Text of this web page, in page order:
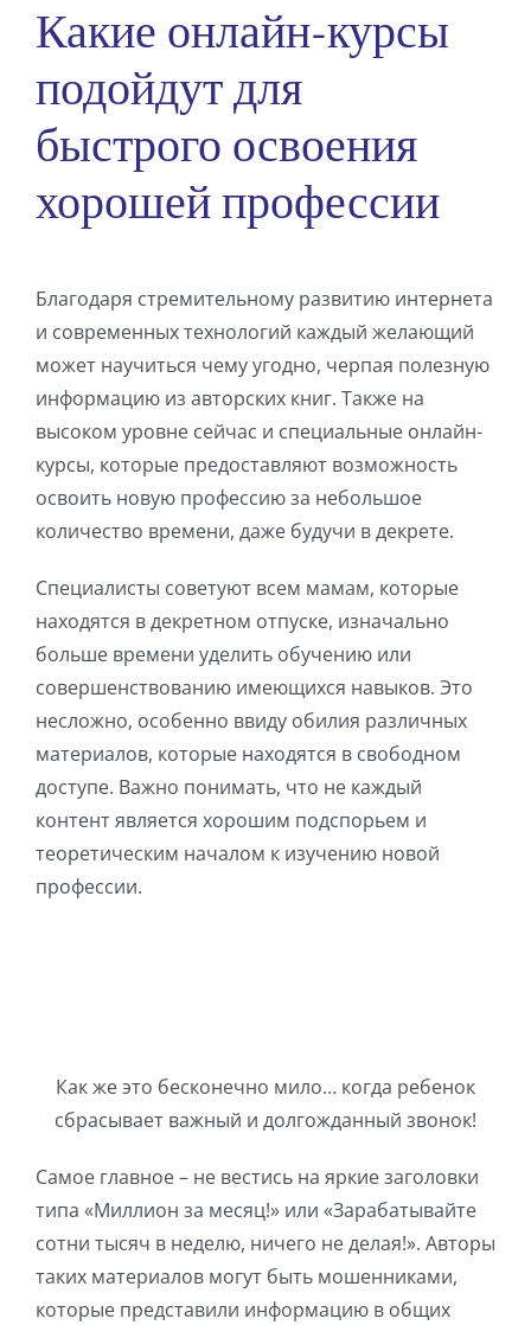
Какие онлайн-курсы
подойдут для
быстрого освоения
хорошей профессии
Благодаря стремительному развитию интернета
и современных технологий каждый желающий
может научиться чему угодно, черпая полезную
информацию из авторских книг. Также на
высоком уровне сейчас и специальные онлайн-
курсы, которые предоставляют возможность
освоить новую профессию за небольшое
количество времени, даже будучи в декрете.
Специалисты советуют всем мамам, которые
находятся в декретном отпуске, изначально
больше времени уделить обучению или
совершенствованию имеющихся навыков. Это
несложно, особенно ввиду обилия различных
материалов, которые находятся в свободном
доступе. Важно понимать, что не каждый
контент является хорошим подспорьем и
теоретическим началом к изучению новой
профессии.
Как же это бесконечно мило… когда ребенок
сбрасывает важный и долгожданный звонок!
Самое главное – не вестись на яркие заголовки
типа «Миллион за месяц!» или «Зарабатывайте
сотни тысяч в неделю, ничего не делая!». Авторы
таких материалов могут быть мошенниками,
которые представили информацию в общих